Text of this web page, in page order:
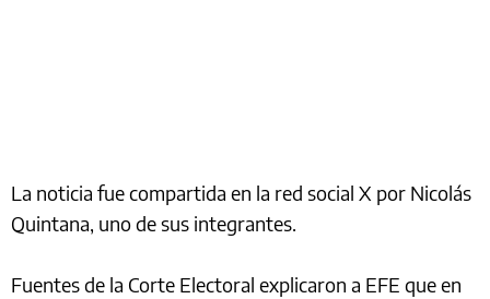
La noticia fue compartida en la red social X por Nicolás
Quintana, uno de sus integrantes.
Fuentes de la Corte Electoral explicaron a EFE que en